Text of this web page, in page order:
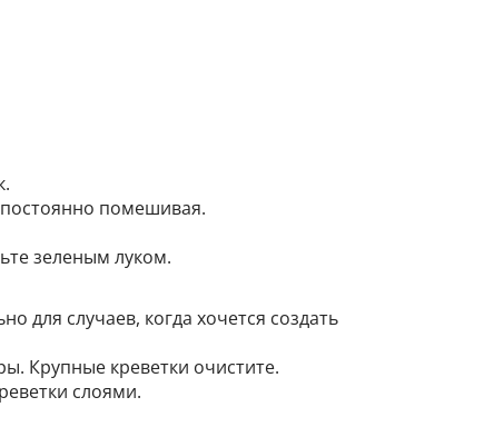
постоянно помешивая.
зеленым луком.
для случаев, когда хочется создать
Крупные креветки очистите.
слоями.